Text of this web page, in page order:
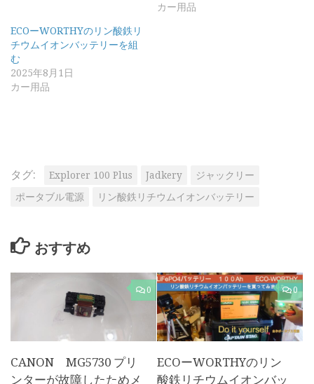
カー用品
ECOーWORTHYのリン酸鉄リ
チウムイオンバッテリーを組
む
2025年8月1日
カー用品
タグ: Explorer 100 Plus Jadkery
ジャックリー
ポータブル電源
リン酸鉄リチウムイオンバッテリー
おすすめ
0
CANON MG5730 プリ
ンターが故障したためメ
0
ECOーWORTHYのリン
酸鉄リチウムイオンバッ